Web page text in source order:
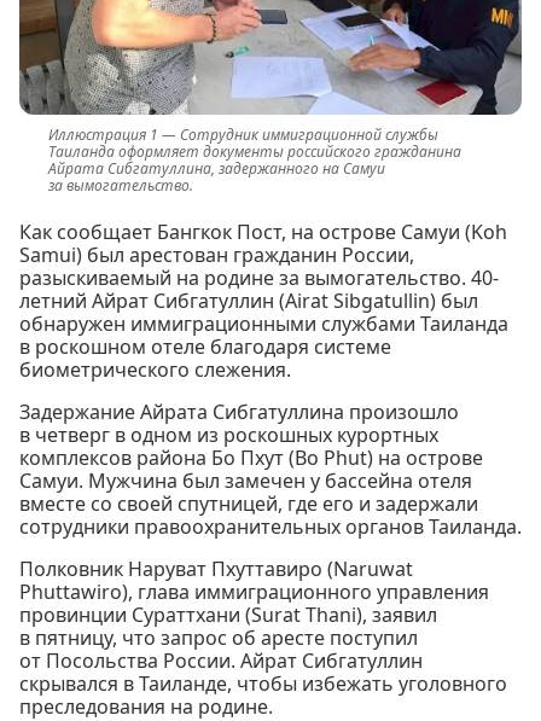
Сотрудник иммиграционной службы
Таиланда оформляет документы российского гражданина
Айрата Сибгатуллина, задержанного на Самуи
за вымогательство.
Как сообщает Бангкок Пост, на острове Самуи (Koh
Samui) был арестован гражданин России,
разыскиваемый на родине за вымогательство. 40-
летний Айрат Сибгатуллин (Airat Sibgatullin) был
обнаружен иммиграционными службами Таиланда
в роскошном отеле благодаря системе
биометрического слежения.
Задержание Айрата Сибгатуллина произошло
в четверг в одном из роскошных курортных
комплексов района Бо Пхут (Bo Phut) на острове
Самуи. Мужчина был замечен у бассейна отеля
вместе со своей спутницей, где его и задержали
сотрудники правоохранительных органов Таиланда.
Полковник Наруват Пхуттавиро (Naruwat
Phuttawiro), глава иммиграционного управления
провинции Сураттхани (Surat Thani), заявил
в пятницу, что запрос об аресте поступил
от Посольства России. Айрат Сибгатуллин
скрывался в Таиланде, чтобы избежать уголовного
преследования на родине.